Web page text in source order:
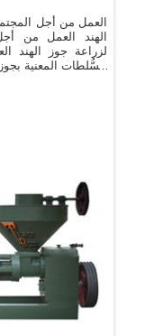
العمل من أجل
الهند العمل من
لزراعة جوز الهند
السُّلطات المعنية بجوز